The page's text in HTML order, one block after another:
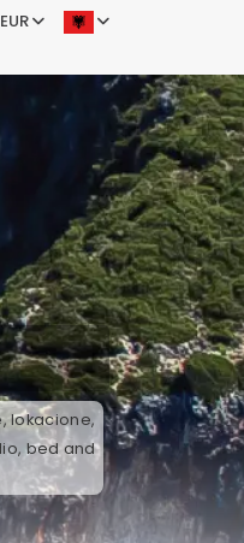
lokacione,
bed and